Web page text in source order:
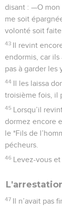
disant : —O mon
me soit
volonté soit faite.
43 Il revint
endormis, car ils
pas à garder les
44 Il les laissa
troisième fois, il
45 Lorsqu’il
dormez encore
le *Fils de
pécheurs.
46 Levez-vous
47 Il n’avait pas